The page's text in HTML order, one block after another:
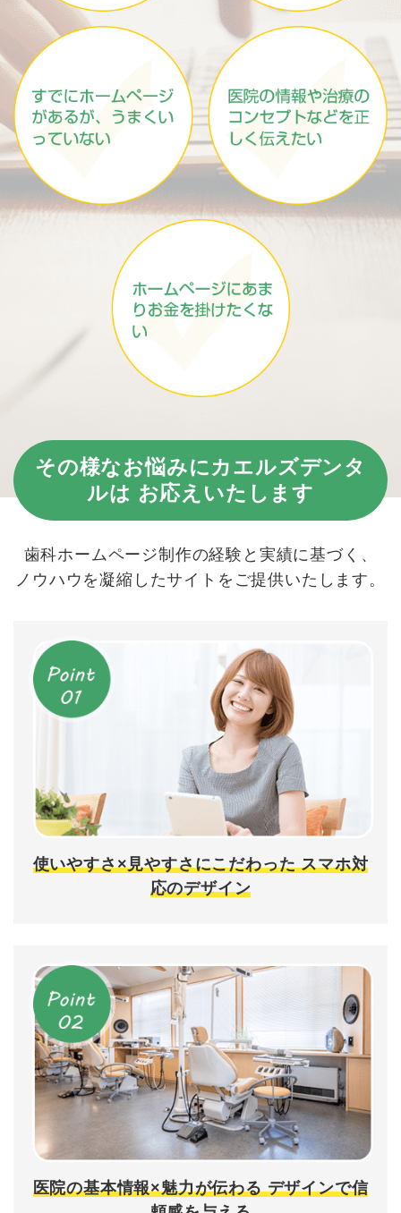
その様なお悩みにカエルズデンタ
ルは お応えいたします
歯科ホームページ制作の経験と実績に基づく、
ノウハウを凝縮したサイトをご提供いたします。
使いやすさ×見やすさにこだわったスマホ対
応のデザイン
医院の基本情報×魅力が伝わるデザインで信